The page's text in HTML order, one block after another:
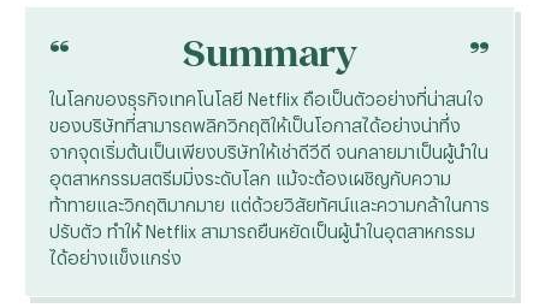
“ Summary “
ในโลกของธุรกิจเทคโนโลยี Netflix ถือเป็นตัวอย่างที่น่าสนใจ
ของบริษัทที่สามารถพลิกวิกฤติให้เป็นโอกาสได้อย่างน่าทึ่ง
จากจุดเริ่มต้นเป็นเพียงบริษัทให้เช่าดีวีดี จนกลายมาเป็นผู้นำใน
อุตสาหกรรมสตรีมมิ่งระดับโลก แม้จะต้องเผชิญกับความ
ท้าทายและวิกฤติมากมาย แต่ด้วยวิสัยทัศน์และความกล้าในการ
ปรับตัว ทำให้ Netflix สามารถยืนหยัดเป็นผู้นำในอุตสาหกรรม
ได้อย่างแข็งแกร่ง